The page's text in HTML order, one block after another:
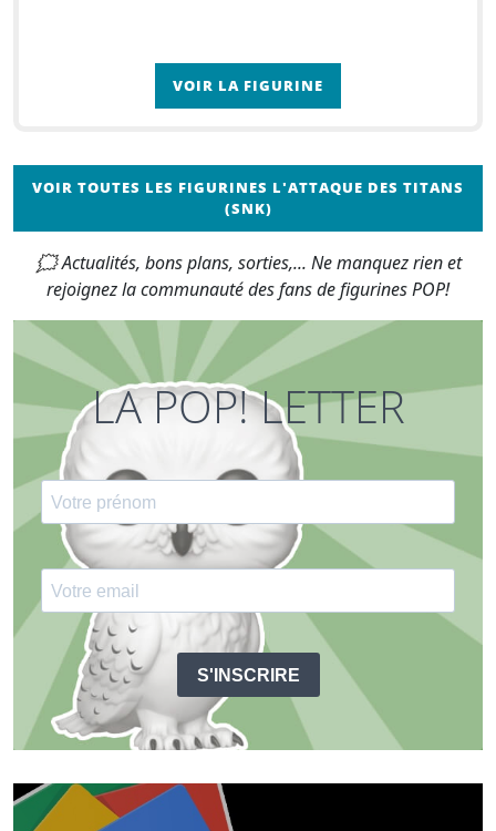
VOIR LA FIGURINE
VOIR TOUTES LES FIGURINES L'ATTAQUE DES TITANS
(SNK)
🗯 Actualités, bons plans, sorties,... Ne manquez rien et
rejoignez la communauté des fans de figurines POP!
LA POP! LETTER
S'INSCRIRE